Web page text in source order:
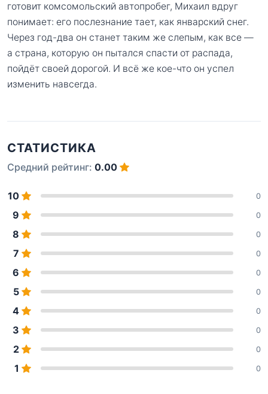
готовит комсомольский автопробег, Михаил вдруг
понимает: его послезнание тает, как январский снег.
Через год-два он станет таким же слепым, как все —
а страна, которую он пытался спасти от распада,
пойдёт своей дорогой. И всё же кое-что он успел
изменить навсегда.
СТАТИСТИКА
Средний рейтинг: 0.00
10 0
9 0
8 0
7 0
6 0
5 0
4 0
3 0
2 0
1 0